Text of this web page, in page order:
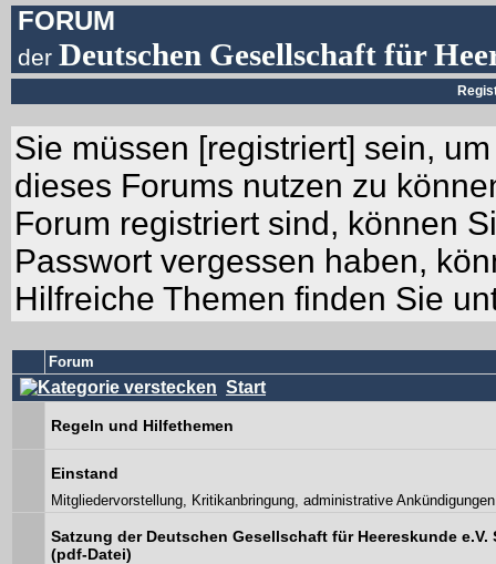
FORUM
derDeutschen Gesellschaft für
Sie müssen [registriert] sein,
dieses Forums nutzen zu
Forum registriert sind, können
Passwort vergessen haben,
Hilfreiche Themen finden Sie
Forum
Start
Regeln und Hilfethemen
Einstand
Mitgliedervorstellung, Kritikanbringung, administrative Ankündigungen
Satzung der Deutschen Gesellschaft für Heereskunde e.V.
(pdf-Datei)